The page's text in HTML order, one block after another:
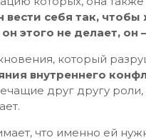
вести себя так,
этого не делает, он
который
внутреннего
друг другу
что именно ей